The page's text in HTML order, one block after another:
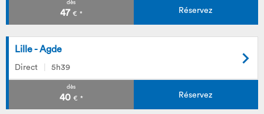
dès
47 € * Réservez
Lille - Agde
Direct 5h39
dès
40 € * Réservez